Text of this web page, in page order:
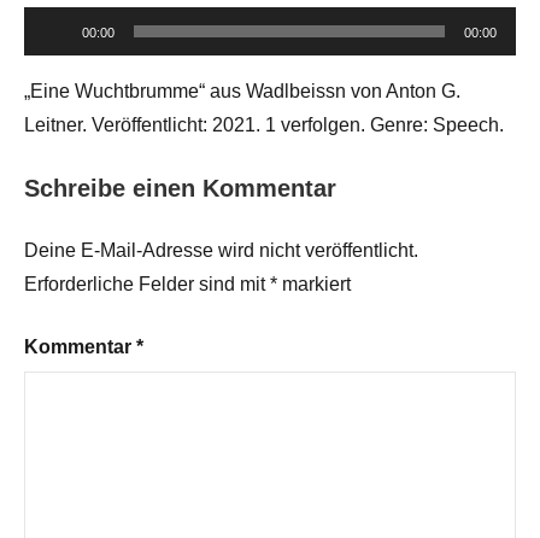
Player
00:00 00:00
„Eine Wuchtbrumme“ aus Wadlbeissn von Anton G.
Leitner. Veröffentlicht: 2021. 1 verfolgen. Genre: Speech.
Schreibe einen Kommentar
Deine E-Mail-Adresse wird nicht veröffentlicht.
Erforderliche Felder sind mit* markiert
Kommentar *